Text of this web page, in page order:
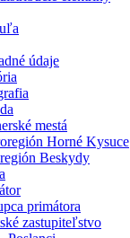
údaje
mestá
Horné Kysuce
Beskydy
primátora
zastupiteľstvo